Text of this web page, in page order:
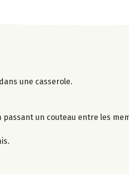
une casserole.
un couteau entre les